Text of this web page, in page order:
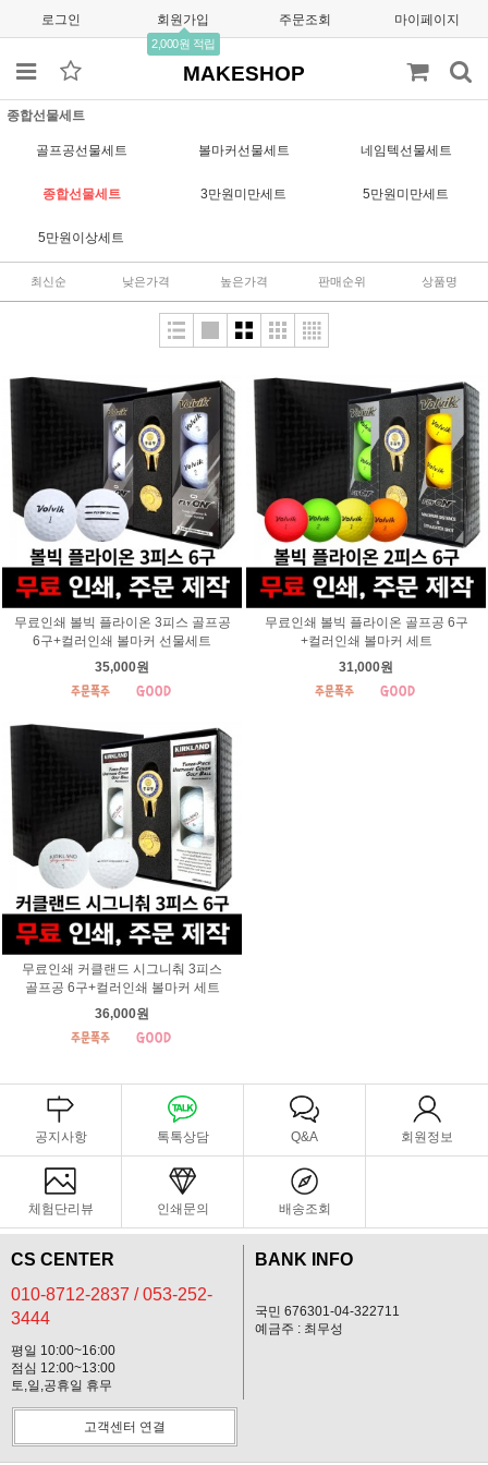
로그인 회원가입
2,000원 적립
주문조회 마이페이지
MAKESHOP
종합선물세트
골프공선물세트 볼마커선물세트 네임텍선물세트
종합선물세트 3만원미만세트 5만원미만세트
5만원이상세트
최신순 낮은가격 높은가격 판매순위 상품명
무료인쇄 볼빅 플라이온 3피스 골프공
6구+컬러인쇄 볼마커 선물세트
35,000원
무료인쇄 볼빅 플라이온 골프공 6구
+컬러인쇄 볼마커 세트
31,000원
무료인쇄 커클랜드 시그니춰 3피스
골프공 6구+컬러인쇄 볼마커 세트
36,000원
공지사항 톡톡상담 Q&A 회원정보
체험단리뷰 인쇄문의 배송조회
CS CENTER
010-8712-2837 / 053-252-
3444
평일 10:00~16:00
점심 12:00~13:00
토,일,공휴일 휴무
BANK INFO
국민 676301-04-322711
예금주 : 최무성
고객센터 연결